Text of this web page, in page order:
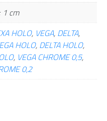
cm
HOLO, VEGA,DELTA,
HOLO,DELTA HOLO,
, VEGA CHROME 0,5,
0,2